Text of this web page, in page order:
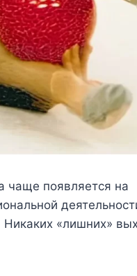
чаще появляется на
Никаких «лишних»